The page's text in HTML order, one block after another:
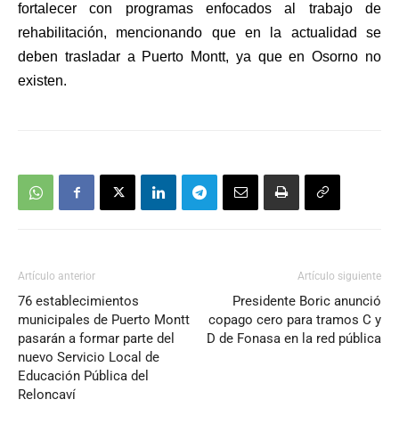
fortalecer con programas enfocados al trabajo de
rehabilitación, mencionando que en la actualidad se
deben trasladar a Puerto Montt, ya que en Osorno no
existen.
Artículo anterior
76 establecimientos
municipales de Puerto Montt
pasarán a formar parte del
nuevo Servicio Local de
Educación Pública del
Reloncaví
Artículo siguiente
Presidente Boric anunció
copago cero para tramos C y
D de Fonasa en la red pública